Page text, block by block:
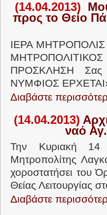
(14.04.2013)
προς το Θείο
ΙΕΡΑ
ΠΡΟΣΚΛΗΣΗ Σας
ΝΥΜΦΙΟΣ
Διαβάστε
(14.04.2013)
ναό
Την Κυριακή 14
Μητροπολίτης
χοροστατήσει του
Θείας Λειτουργίας
Διαβάστε